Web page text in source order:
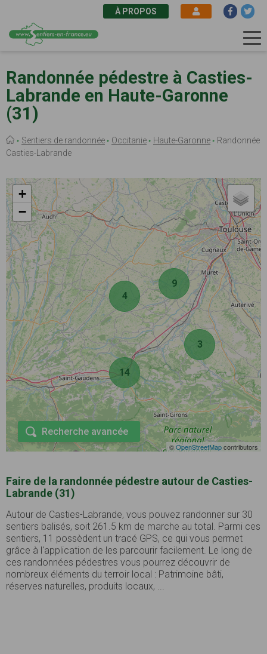
au
contenu
principal
À PROPOS
Randonnée pédestre à Casties-
Labrande en Haute-Garonne
(31)
Fil
d'Ariane
Sentiers de randonnée Occitanie Haute-Garonne
Randonnée
Casties-Labrande
3
14
4
9
+
−
©OpenStreetMapcontributors
Recherche avancée
Faire de la randonnée pédestre autour de Casties-
Labrande (31)
Autour de Casties-Labrande, vous pouvez randonner sur 30
sentiers balisés, soit 261.5 km de marche au total. Parmi ces
sentiers, 11 possèdent un tracé GPS, ce qui vous permet
grâce à l'application de les parcourir facilement. Le long de
ces randonnées pédestres vous pourrez découvrir de
nombreux éléments du terroir local : Patrimoine bâti,
réserves naturelles, produits locaux, ...